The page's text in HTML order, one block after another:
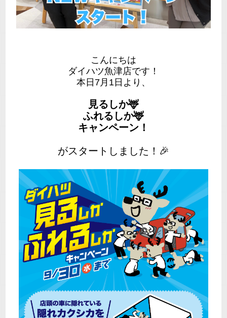
こんにちは
ダイハツ魚津店です！
本日7月1日より、
見るしか🦌
ふれるしか🦌
キャンペーン！
がスタートしました！🎉